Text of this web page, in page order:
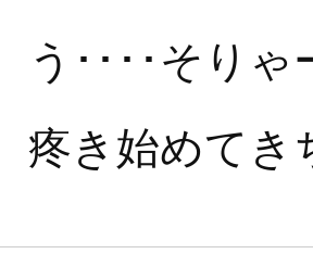
う････そり
疼き始めてき